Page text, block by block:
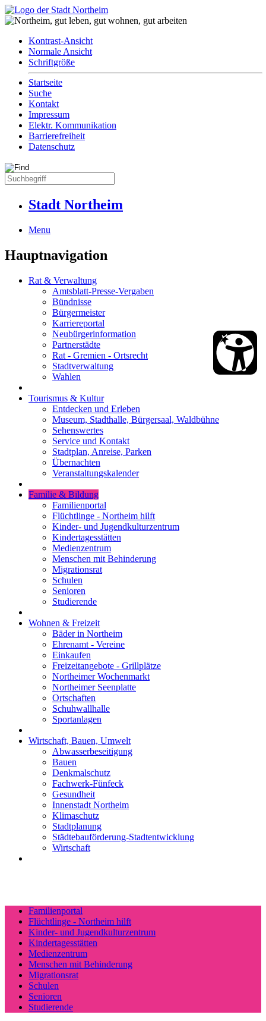
Kontrast-Ansicht
Normale Ansicht
Schriftgröße
Startseite
Suche
Kontakt
Impressum
Elektr. Kommunikation
Barrierefreiheit
Datenschutz
Stadt Northeim
Menu
Hauptnavigation
Rat & Verwaltung
Amtsblatt-Presse-Vergaben
Bündnisse
Bürgermeister
Karriereportal
Neubürgerinformation
Partnerstädte
Rat - Gremien - Ortsrecht
Stadtverwaltung
Wahlen
Tourismus & Kultur
Entdecken und Erleben
Museum, Stadthalle, Bürgersaal, Waldbühne
Sehenswertes
Service und Kontakt
Stadtplan, Anreise, Parken
Übernachten
Veranstaltungskalender
Familie & Bildung
Familienportal
Flüchtlinge - Northeim hilft
Kinder- und Jugendkulturzentrum
Kindertagesstätten
Medienzentrum
Menschen mit Behinderung
Migrationsrat
Schulen
Senioren
Studierende
Wohnen & Freizeit
Bäder in Northeim
Ehrenamt - Vereine
Einkaufen
Freizeitangebote - Grillplätze
Northeimer Wochenmarkt
Northeimer Seenplatte
Ortschaften
Schuhwallhalle
Sportanlagen
Wirtschaft, Bauen, Umwelt
Abwasserbeseitigung
Bauen
Denkmalschutz
Fachwerk-Fünfeck
Gesundheit
Innenstadt Northeim
Klimaschutz
Stadtplanung
Städtebauförderung-Stadtentwicklung
Wirtschaft
Familienportal
Flüchtlinge - Northeim hilft
Kinder- und Jugendkulturzentrum
Kindertagesstätten
Medienzentrum
Menschen mit Behinderung
Migrationsrat
Schulen
Senioren
Studierende